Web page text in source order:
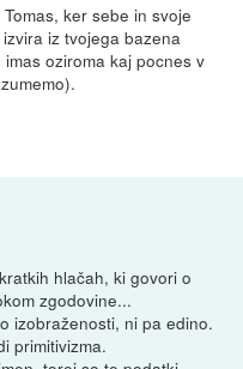
ker sebe in svoje
iz tvojega bazena
oziroma kaj pocnes v
hlačah, ki govori o
zgodovine...
izobraženosti, ni pa edino.
primitivizma.